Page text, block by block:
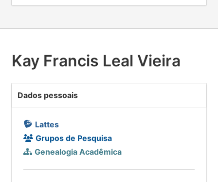
Kay Francis Leal Vieira
Dados pessoais
Lattes
Grupos de Pesquisa
Genealogia Acadêmica